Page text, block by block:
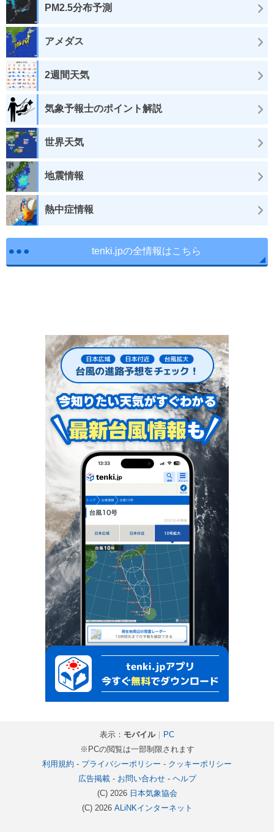
PM2.5分布予測
アメダス
2週間天気
気象予報士のポイント解説
世界天気
地震情報
熱中症情報
tenki.jpの全情報はこちら
表示： モバイル｜ PC
※PCの閲覧は一部制限されます
利用規約 - プライバシーポリシー - クッキーポリシー
広告掲載- お問い合わせ- ヘルプ
(C) 2026 日本気象協会
(C) 2026 ALiNKインターネット